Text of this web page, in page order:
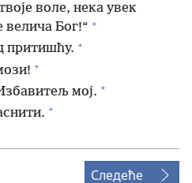
воле, нека увек
велича Бог!“ +
притишћу. +
+
мој. +
+
Следеће